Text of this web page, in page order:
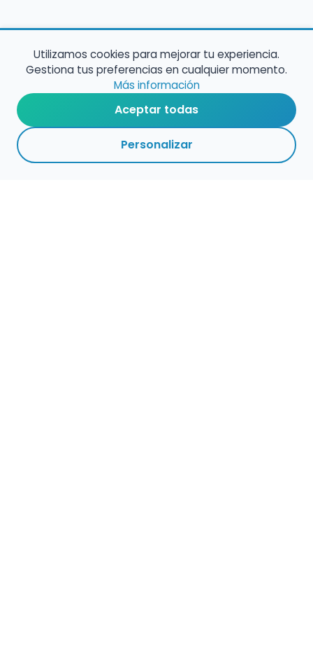
Utilizamos cookies para mejorar tu experiencia.
Gestiona tus preferencias en cualquier momento.
Más información
Aceptar todas
Personalizar